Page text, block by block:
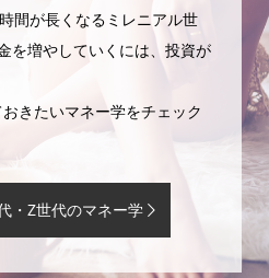
間が長くなるミレニアル世
を増やしていくには、投資が
きたいマネー学をチェック
・Z世代のマネー学